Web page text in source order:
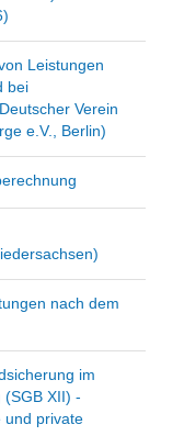
Leistungen
bei
Verein
e.V., Berlin)
nach dem
im
XII) -
und private